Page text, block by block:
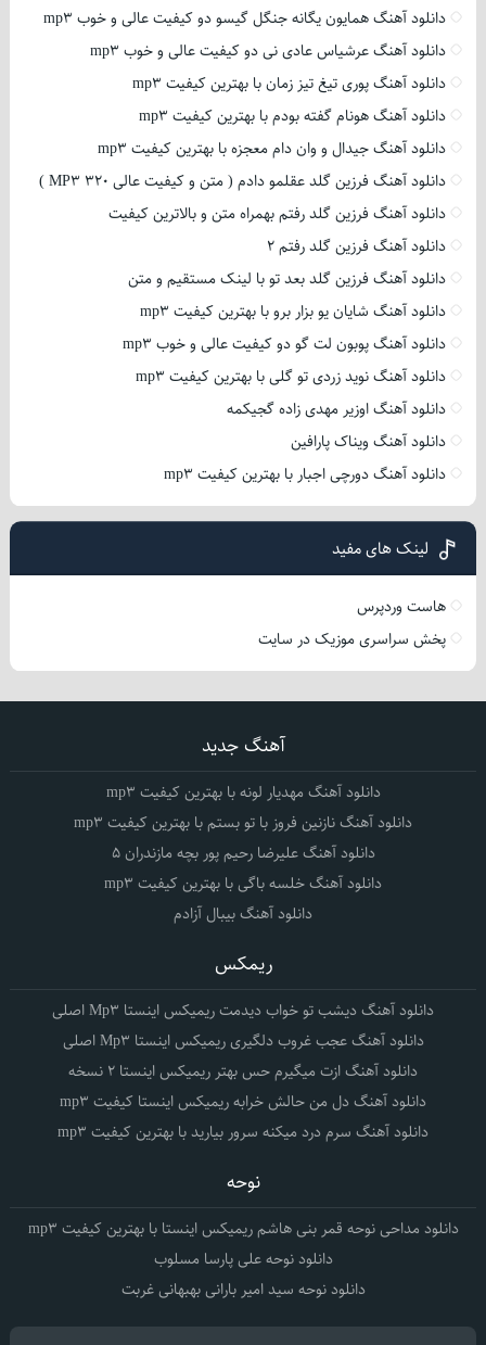
دانلود آهنگ همایون یگانه جنگل گیسو دو کیفیت عالی و خوب mp3
دانلود آهنگ عرشیاس عادی نی دو کیفیت عالی و خوب mp3
دانلود آهنگ پوری تیغ تیز زمان با بهترین کیفیت mp3
دانلود آهنگ هونام گفته بودم با بهترین کیفیت mp3
دانلود آهنگ جیدال و وان دام معجزه با بهترین کیفیت mp3
دانلود آهنگ فرزین گلد عقلمو دادم ( متن و کیفیت عالی 320 MP3 )
دانلود آهنگ فرزین گلد رفتم بهمراه متن و بالاترین کیفیت
دانلود آهنگ فرزین گلد رفتم 2
دانلود آهنگ فرزین گلد بعد تو با لینک مستقیم و متن
دانلود آهنگ شایان یو بزار برو با بهترین کیفیت mp3
دانلود آهنگ پوبون لت گو دو کیفیت عالی و خوب mp3
دانلود آهنگ نوید زردی تو گلی با بهترین کیفیت mp3
دانلود آهنگ اوزیر مهدی زاده گجیکمه
دانلود آهنگ ویناک پارافین
دانلود آهنگ دورچی اجبار با بهترین کیفیت mp3
لینک های مفید
هاست وردپرس
پخش سراسری موزیک در سایت
آهنگ جدید
دانلود آهنگ مهدیار لونه با بهترین کیفیت mp3
دانلود آهنگ نازنین فروز با تو بستم با بهترین کیفیت mp3
دانلود آهنگ علیرضا رحیم پور بچه مازندران 5
دانلود آهنگ خلسه باگی با بهترین کیفیت mp3
دانلود آهنگ بیبال آزادم
ریمکس
دانلود آهنگ دیشب تو خواب دیدمت ریمیکس اینستا Mp3 اصلی
دانلود آهنگ عجب غروب دلگیری ریمیکس اینستا Mp3 اصلی
دانلود آهنگ ازت میگیرم حس بهتر ریمیکس اینستا 2 نسخه
دانلود آهنگ دل من حالش خرابه ریمیکس اینستا کیفیت mp3
دانلود آهنگ سرم درد میکنه سرور بیارید با بهترین کیفیت mp3
نوحه
دانلود مداحی نوحه قمر بنی هاشم ریمیکس اینستا با بهترین کیفیت mp3
دانلود نوحه علی پارسا مسلوب
دانلود نوحه سید امیر بارانی بهبهانی غربت